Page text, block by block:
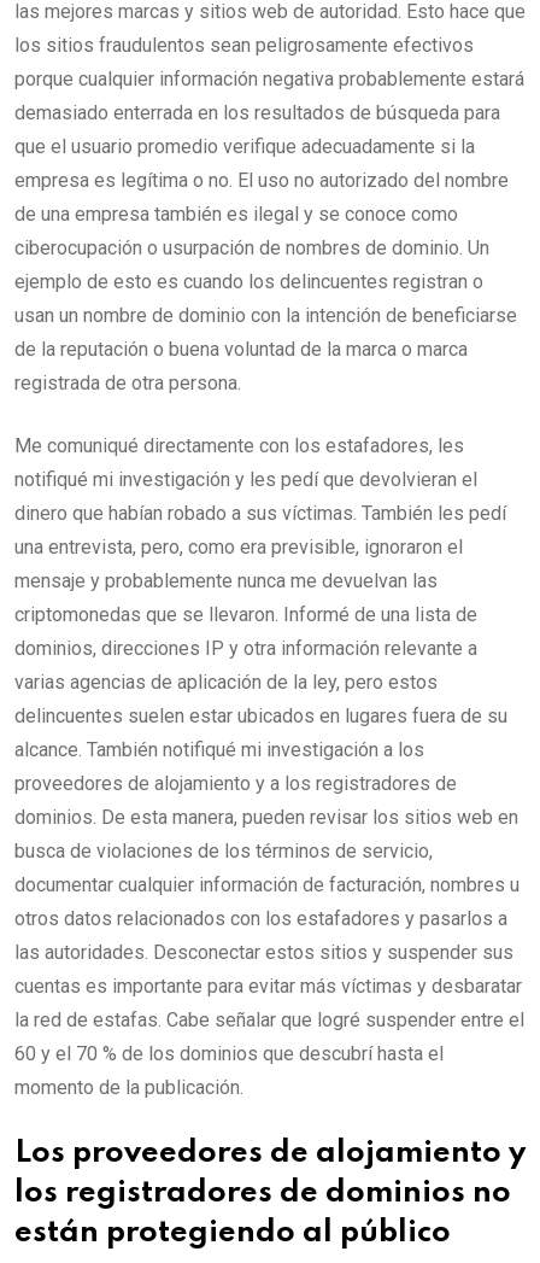
las mejores marcas y sitios web de autoridad. Esto hace que
los sitios fraudulentos sean peligrosamente efectivos
porque cualquier información negativa probablemente estará
demasiado enterrada en los resultados de búsqueda para
que el usuario promedio verifique adecuadamente si la
empresa es legítima o no. El uso no autorizado del nombre
de una empresa también es ilegal y se conoce como
ciberocupación o usurpación de nombres de dominio. Un
ejemplo de esto es cuando los delincuentes registran o
usan un nombre de dominio con la intención de beneficiarse
de la reputación o buena voluntad de la marca o marca
registrada de otra persona.
Me comuniqué directamente con los estafadores, les
notifiqué mi investigación y les pedí que devolvieran el
dinero que habían robado a sus víctimas. También les pedí
una entrevista, pero, como era previsible, ignoraron el
mensaje y probablemente nunca me devuelvan las
criptomonedas que se llevaron. Informé de una lista de
dominios, direcciones IP y otra información relevante a
varias agencias de aplicación de la ley, pero estos
delincuentes suelen estar ubicados en lugares fuera de su
alcance. También notifiqué mi investigación a los
proveedores de alojamiento y a los registradores de
dominios. De esta manera, pueden revisar los sitios web en
busca de violaciones de los términos de servicio,
documentar cualquier información de facturación, nombres u
otros datos relacionados con los estafadores y pasarlos a
las autoridades. Desconectar estos sitios y suspender sus
cuentas es importante para evitar más víctimas y desbaratar
la red de estafas. Cabe señalar que logré suspender entre el
60 y el 70 % de los dominios que descubrí hasta el
momento de la publicación.
Los proveedores de alojamiento y
los registradores de dominios no
están protegiendo al público